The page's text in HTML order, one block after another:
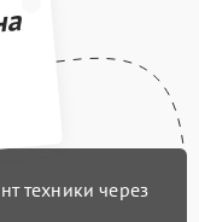
техники через